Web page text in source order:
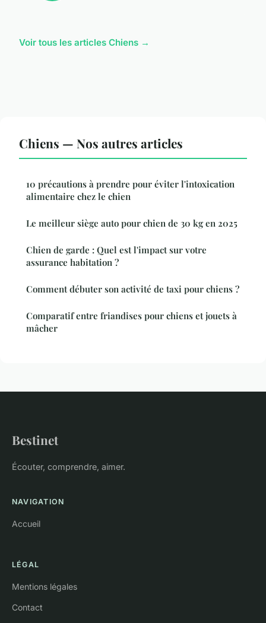
Voir tous les articles Chiens →
Chiens — Nos autres articles
10 précautions à prendre pour éviter l'intoxication
alimentaire chez le chien
Le meilleur siège auto pour chien de 30 kg en 2025
Chien de garde : Quel est l'impact sur votre
assurance habitation ?
Comment débuter son activité de taxi pour chiens ?
Comparatif entre friandises pour chiens et jouets à
mâcher
Bestinet
Écouter, comprendre, aimer.
NAVIGATION
Accueil
LÉGAL
Mentions légales
Contact